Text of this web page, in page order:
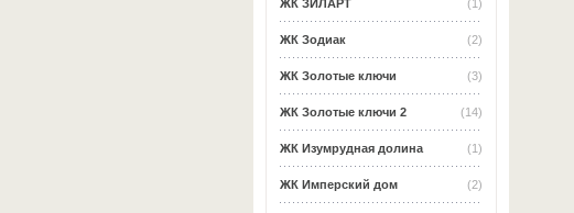
(1)
ЖК ЗИЛАРТ
(2)
ЖК Зодиак
(3)
ЖК Золотые ключи
(14)
ЖК Золотые ключи 2
(1)
ЖК Изумрудная долина
(2)
ЖК Имперский дом